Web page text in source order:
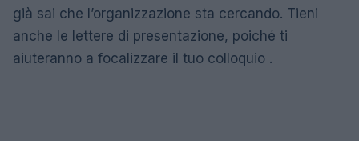
già sai che l’organizzazione sta cercando. Tieni
anche le lettere di presentazione, poiché ti
aiuteranno a focalizzare il tuo colloquio .